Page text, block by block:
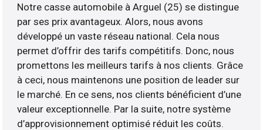
Notre casse automobile à Arguel (25) se distingue
par ses prix avantageux. Alors, nous avons
développé un vaste réseau national. Cela nous
permet d’offrir des tarifs compétitifs. Donc, nous
promettons les meilleurs tarifs à nos clients. Grâce
à ceci, nous maintenons une position de leader sur
le marché. En ce sens, nos clients bénéficient d’une
valeur exceptionnelle. Par la suite, notre système
d’approvisionnement optimisé réduit les coûts.